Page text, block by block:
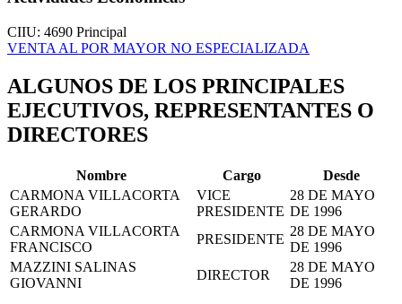
CIIU: 4690 Principal
VENTA AL POR MAYOR NO ESPECIALIZADA
ALGUNOS DE LOS PRINCIPALES
EJECUTIVOS, REPRESENTANTES O
DIRECTORES
Nombre Cargo
Desde
CARMONA VILLACORTA
GERARDO
VICE
PRESIDENTE
28 DE MAYO
DE 1996
CARMONA VILLACORTA
FRANCISCO
PRESIDENTE
28 DE MAYO
DE 1996
MAZZINI SALINAS
GIOVANNI
DIRECTOR
28 DE MAYO
DE 1996